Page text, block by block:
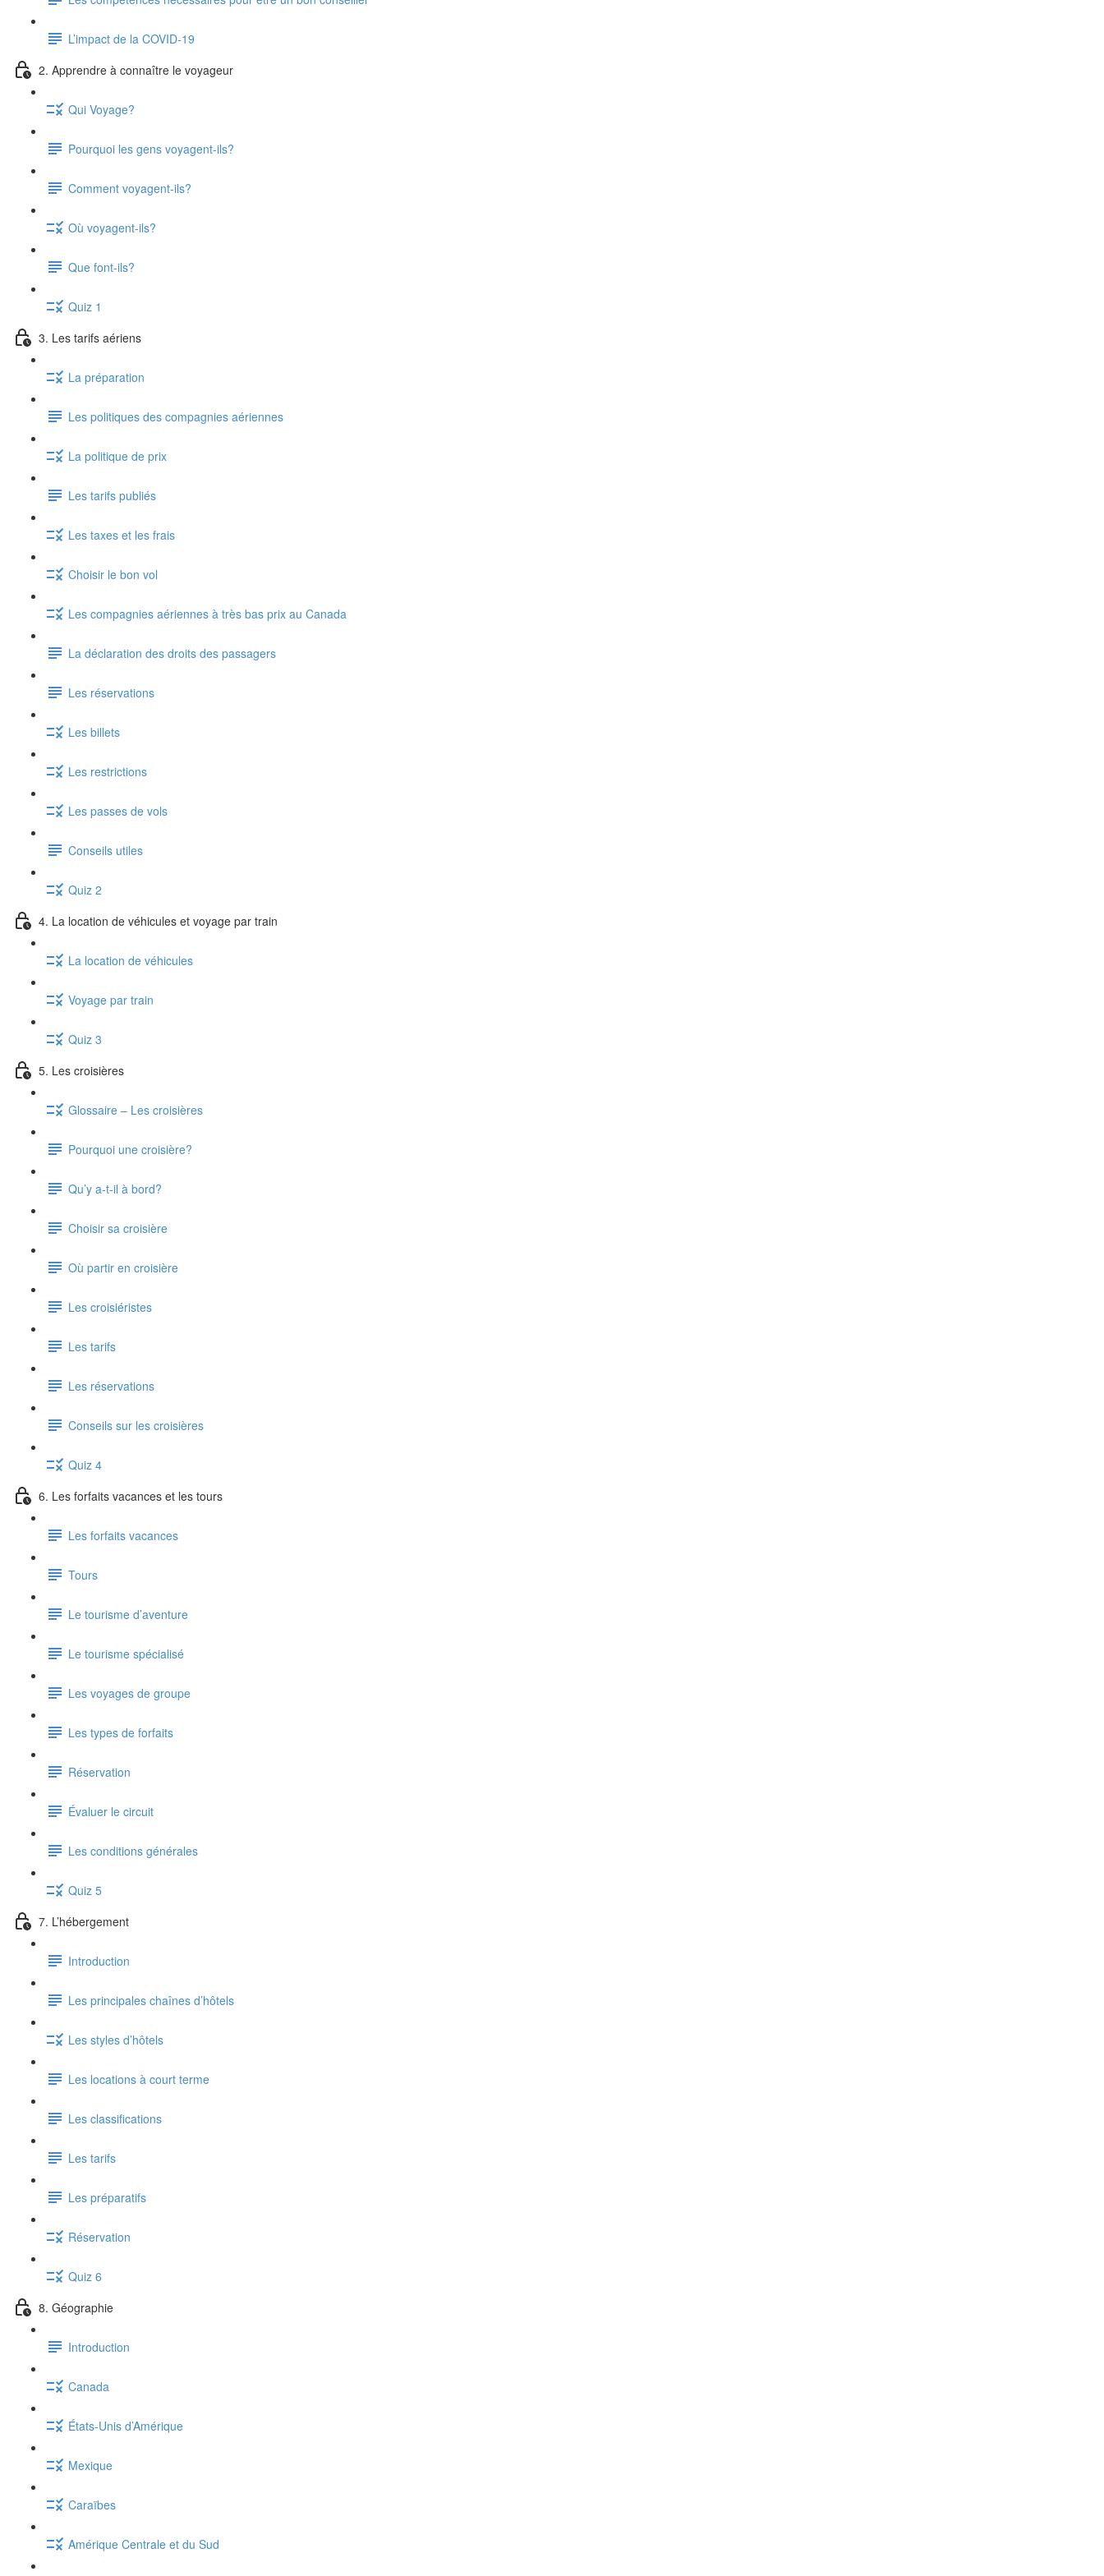
L’impact de la COVID-19
2. Apprendre à connaître le voyageur
Qui Voyage?
Pourquoi les gens voyagent-ils?
Comment voyagent-ils?
Où voyagent-ils?
Que font-ils?
Quiz 1
3. Les tarifs aériens
La préparation
Les politiques des compagnies aériennes
La politique de prix
Les tarifs publiés
Les taxes et les frais
Choisir le bon vol
Les compagnies aériennes à très bas prix au Canada
La déclaration des droits des passagers
Les réservations
Les billets
Les restrictions
Les passes de vols
Conseils utiles
Quiz 2
4. La location de véhicules et voyage par train
La location de véhicules
Voyage par train
Quiz 3
5. Les croisières
Glossaire – Les croisières
Pourquoi une croisière?
Qu’y a-t-il à bord?
Choisir sa croisière
Où partir en croisière
Les croisiéristes
Les tarifs
Les réservations
Conseils sur les croisières
Quiz 4
6. Les forfaits vacances et les tours
Les forfaits vacances
Tours
Le tourisme d’aventure
Le tourisme spécialisé
Les voyages de groupe
Les types de forfaits
Réservation
Évaluer le circuit
Les conditions générales
Quiz 5
7. L’hébergement
Introduction
Les principales chaînes d’hôtels
Les styles d’hôtels
Les locations à court terme
Les classifications
Les tarifs
Les préparatifs
Réservation
Quiz 6
8. Géographie
Introduction
Canada
États-Unis d’Amérique
Mexique
Caraïbes
Amérique Centrale et du Sud